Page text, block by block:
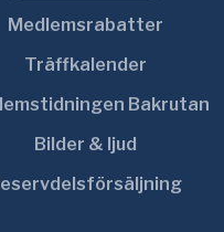
Medlemsrabatter
Träffkalender
Bakrutan
Bilder & ljud